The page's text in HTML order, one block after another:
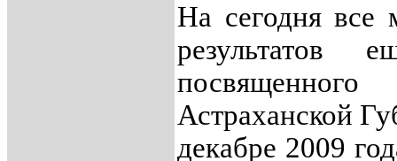
На сегодня
результатов
Астраханской
декабре 2009